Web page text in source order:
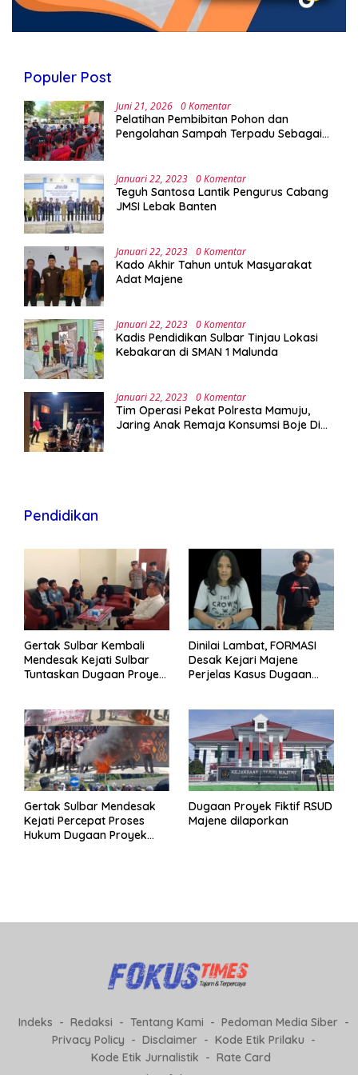
Populer Post
Juni 21, 2026 0 Komentar
Pelatihan Pembibitan Pohon dan
Pengolahan Sampah Terpadu Sebagai
Januari 22, 2023 0 Komentar
Teguh Santosa Lantik Pengurus Cabang
JMSI Lebak Banten
Januari 22, 2023 0 Komentar
Kado Akhir Tahun untuk Masyarakat
Adat Majene
Januari 22, 2023 0 Komentar
Kadis Pendidikan Sulbar Tinjau Lokasi
Kebakaran di SMAN 1 Malunda
Januari 22, 2023 0 Komentar
Tim Operasi Pekat Polresta Mamuju,
Jaring Anak Remaja Konsumsi Boje Di
Pendidikan
Gertak Sulbar Kembali
Mendesak Kejati Sulbar
Tuntaskan Dugaan Proyek
Dinilai Lambat, FORMASI
Desak Kejari Majene
Perjelas Kasus Dugaan
Gertak Sulbar Mendesak
Kejati Percepat Proses
Hukum Dugaan Proyek
Dugaan Proyek Fiktif RSUD
Majene dilaporkan
Indeks Redaksi Tentang Kami
Pedoman Media Siber
Privacy Policy
Disclaimer
Kode Etik Prilaku
Kode Etik Jurnalistik
Rate Card